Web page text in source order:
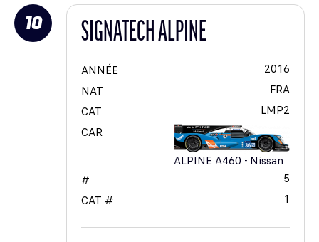
10 SIGNATECH ALPINE
ANNÉE
2016
NAT
FRA
CAT
LMP2
CAR
ALPINE A460 - Nissan
#
5
CAT #
1